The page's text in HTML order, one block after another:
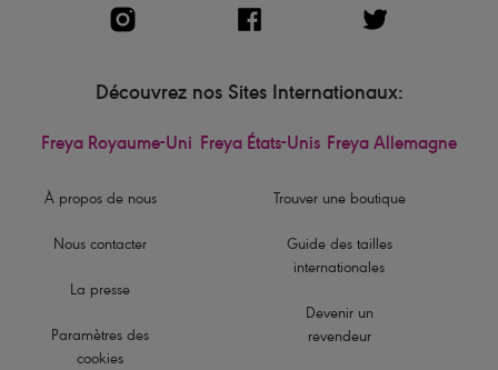
À propos de nous
Nous contacter
La presse
Paramètres des
cookies
Découvrez nos Sites Internationaux:
Freya Royaume-Uni Freya États-Unis Freya Allemagne
Trouver une boutique
Guide des tailles
internationales
Devenir un
revendeur